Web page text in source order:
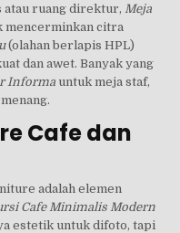
ruang direktur, Meja
mencerminkan citra
(olahan berlapis HPL)
dan awet. Banyak yang
Informa untuk meja staf,
Cafe dan
adalah elemen
Cafe Minimalis Modern
estetik untuk difoto, tapi